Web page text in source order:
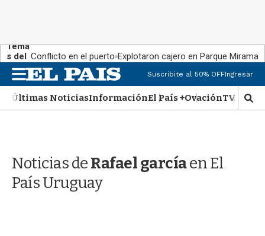
Tema
s del
día:
Conflicto en el puerto Explotaron cajero en Parque Miramar
M
e
n
u
Suscribite al 50% OFFIngresar
Últimas NoticiasInformaciónEl País +OvaciónTV Show
M
o
Noticias deRafael garcíaen El
País Uruguay